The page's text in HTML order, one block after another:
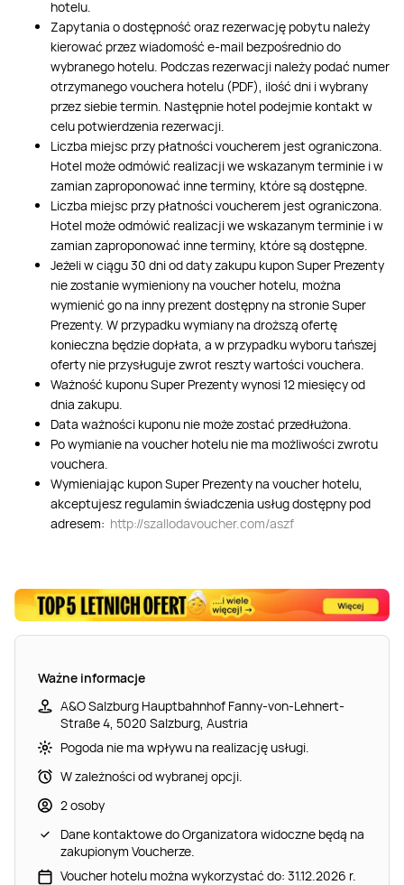
hotelu.
Zapytania o dostępność oraz rezerwację pobytu należy
kierować przez wiadomość e-mail bezpośrednio do
wybranego hotelu. Podczas rezerwacji należy podać numer
otrzymanego vouchera hotelu (PDF), ilość dni i wybrany
przez siebie termin. Następnie hotel podejmie kontakt w
celu potwierdzenia rezerwacji.
Liczba miejsc przy płatności voucherem jest ograniczona.
Hotel może odmówić realizacji we wskazanym terminie i w
zamian zaproponować inne terminy, które są dostępne.
Liczba miejsc przy płatności voucherem jest ograniczona.
Hotel może odmówić realizacji we wskazanym terminie i w
zamian zaproponować inne terminy, które są dostępne.
Jeżeli w ciągu 30 dni od daty zakupu kupon Super Prezenty
nie zostanie wymieniony na voucher hotelu, można
wymienić go na inny prezent dostępny na stronie Super
Prezenty. W przypadku wymiany na droższą ofertę
konieczna będzie dopłata, a w przypadku wyboru tańszej
oferty nie przysługuje zwrot reszty wartości vouchera.
Ważność kuponu Super Prezenty wynosi 12 miesięcy od
dnia zakupu.
Data ważności kuponu nie może zostać przedłużona.
Po wymianie na voucher hotelu nie ma możliwości zwrotu
vouchera.
Wymieniając kupon Super Prezenty na voucher hotelu,
akceptujesz regulamin świadczenia usług dostępny pod
adresem: http://szallodavoucher.com/aszf
Ważne informacje
A&O Salzburg Hauptbahnhof Fanny-von-Lehnert-
Straße 4, 5020 Salzburg, Austria
Pogoda nie ma wpływu na realizację usługi.
W zależności od wybranej opcji.
2 osoby
Dane kontaktowe do Organizatora widoczne będą na
zakupionym Voucherze.
Voucher hotelu można wykorzystać do: 31.12.2026 r.